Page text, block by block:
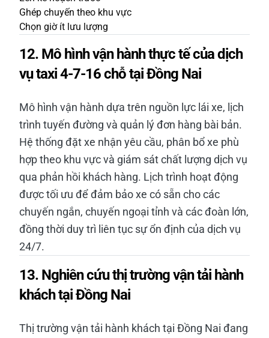
Ghép chuyến theo khu vực
Chọn giờ ít lưu lượng
12. Mô hình vận hành thực tế của dịch
vụ taxi 4-7-16 chỗ tại Đồng Nai
Mô hình vận hành dựa trên nguồn lực lái xe, lịch
trình tuyến đường và quản lý đơn hàng bài bản.
Hệ thống đặt xe nhận yêu cầu, phân bổ xe phù
hợp theo khu vực và giám sát chất lượng dịch vụ
qua phản hồi khách hàng. Lịch trình hoạt động
được tối ưu để đảm bảo xe có sẵn cho các
chuyến ngắn, chuyến ngoại tỉnh và các đoàn lớn,
đồng thời duy trì liên tục sự ổn định của dịch vụ
24/7.
13. Nghiên cứu thị trường vận tải hành
khách tại Đồng Nai
Thị trường vận tải hành khách tại Đồng Nai đang